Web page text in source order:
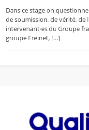
Dans ce stage on
de soumission, de vérité, de
intervenant·es du Groupe
groupe Freinet, […]